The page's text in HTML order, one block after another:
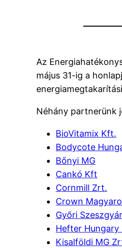
Az
május 31-ig a
Néhány partnerünk
BioVitamix Kft.
Bodycote
Bőnyi MG
Cankó Kft
Cornmill Zrt.
Crown
Győri
Hefter Hungary
Kisalföldi MG